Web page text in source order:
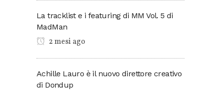
La tracklist e i featuring di MM Vol. 5 di
MadMan
2 mesi ago
Achille Lauro è il nuovo direttore creativo
di Dondup